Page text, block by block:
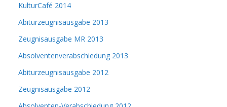
KulturCafé 2014
Abiturzeugnisausgabe 2013
Zeugnisausgabe MR 2013
Absolventenverabschiedung 2013
Abiturzeugnisausgabe 2012
Zeugnisausgabe 2012